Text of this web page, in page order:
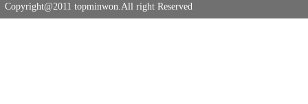
Copyright@2011 topminwon.All right Reserved